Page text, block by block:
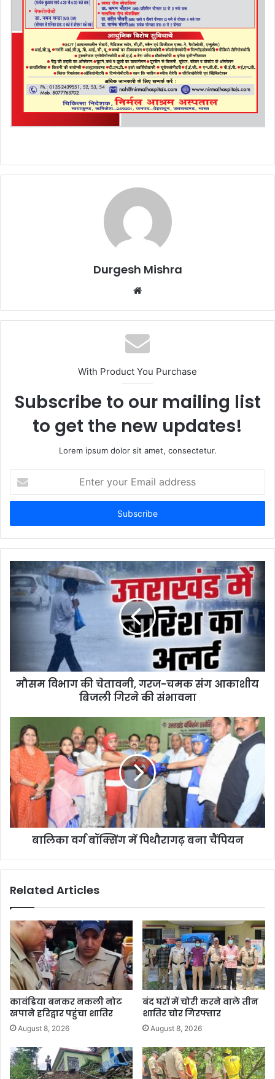
Durgesh Mishra
Website
With Product You Purchase
Subscribe to our mailing list
to get the new updates!
Lorem ipsum dolor sit amet, consectetur.
your
Email
मौसम विभाग की चेतावनी, गरज-चमक संग आकाशीय
बिजली गिरने की संभावना
बालिका वर्ग बॉक्सिंग में पिथौरागढ़ बना चैंपियन
Related Articles
कावंडिया बनकर नकली नोट
खपाने हरिद्वार पहुंचा शातिर
August 8, 2026
बंद घरों में चोरी करने वाले तीन
शातिर चोर गिरफ्तार
August 8, 2026